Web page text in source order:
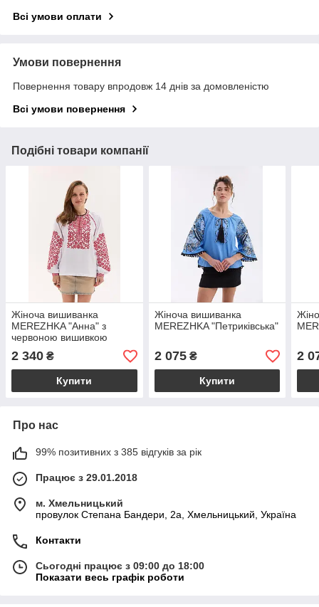
Всі умови оплати
Умови повернення
Повернення товару впродовж 14 днів за домовленістю
Всі умови повернення
Подібні товари компанії
Жіноча вишиванка
MEREZHKA "Анна" з
червоною вишивкою
2 340 ₴
Купити
Жіноча вишиванка
MEREZHKA "Петриківська"
2 075₴
Купити
2
Про нас
99% позитивних з 385 відгуків за рік
Працює з 29.01.2018
м. Хмельницький
провулок Степана Бандери, 2a, Хмельницький, Україна
Контакти
Сьогодні працює з 09:00 до 18:00
Показати весь графік роботи